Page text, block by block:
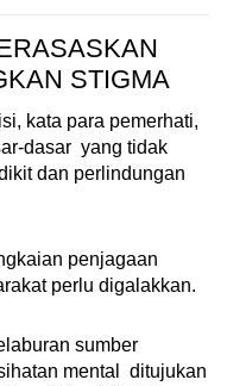
STIGMA
kata para pemerhati,
dasar yang tidak
dan perlindungan
penjagaan
perlu digalakkan.
sumber
mental ditujukan